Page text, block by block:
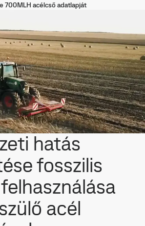
700MLH acélcső adatlapját
hatás
fosszilis
acél